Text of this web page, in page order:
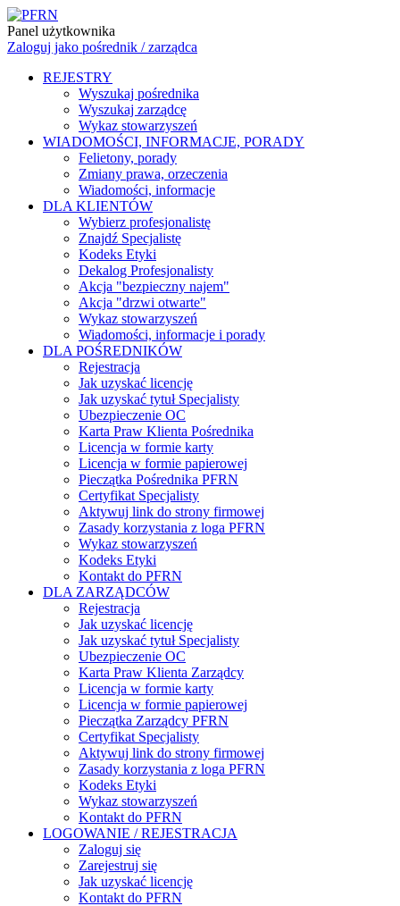
Panel użytkownika
Zaloguj jako pośrednik / zarządca
REJESTRY
Wyszukaj pośrednika
Wyszukaj zarządcę
Wykaz stowarzyszeń
WIADOMOŚCI, INFORMACJE, PORADY
Felietony, porady
Zmiany prawa, orzeczenia
Wiadomości, informacje
DLA KLIENTÓW
Wybierz profesjonalistę
Znajdź Specjalistę
Kodeks Etyki
Dekalog Profesjonalisty
Akcja "bezpieczny najem"
Akcja "drzwi otwarte"
Wykaz stowarzyszeń
Wiadomości, informacje i porady
DLA POŚREDNIKÓW
Rejestracja
Jak uzyskać licencję
Jak uzyskać tytuł Specjalisty
Ubezpieczenie OC
Karta Praw Klienta Pośrednika
Licencja w formie karty
Licencja w formie papierowej
Pieczątka Pośrednika PFRN
Certyfikat Specjalisty
Aktywuj link do strony firmowej
Zasady korzystania z loga PFRN
Wykaz stowarzyszeń
Kodeks Etyki
Kontakt do PFRN
DLA ZARZĄDCÓW
Rejestracja
Jak uzyskać licencję
Jak uzyskać tytuł Specjalisty
Ubezpieczenie OC
Karta Praw Klienta Zarządcy
Licencja w formie karty
Licencja w formie papierowej
Pieczątka Zarządcy PFRN
Certyfikat Specjalisty
Aktywuj link do strony firmowej
Zasady korzystania z loga PFRN
Kodeks Etyki
Wykaz stowarzyszeń
Kontakt do PFRN
LOGOWANIE / REJESTRACJA
Zaloguj się
Zarejestruj się
Jak uzyskać licencję
Kontakt do PFRN